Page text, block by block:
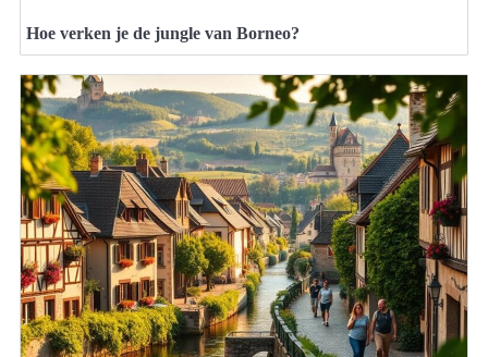
Hoe verken je de jungle van Borneo?